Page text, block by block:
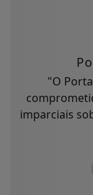
"O
imparciais